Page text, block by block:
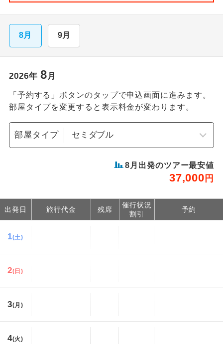
8月 9月
2026年 8月
「予約する」ボタンのタップで申込画面に進みます。
部屋タイプを変更すると表示料金が変わります。
部屋タイプ
8 月出発のツアー最安値
37,000 円
出発日 旅行代金 残席
催行状況
割引
予約
1(土)
2(日)
3(月)
4(火)